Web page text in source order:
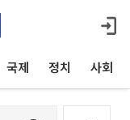
국제 정치 사회